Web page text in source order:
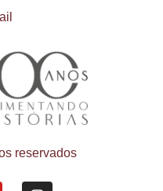
reservados